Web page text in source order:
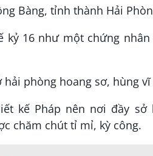
Bàng, tỉnh thành Hải
kỷ 16 như một chứng
kế Pháp nên nơi đầy sở
chăm chút tỉ mỉ, kỳ công.